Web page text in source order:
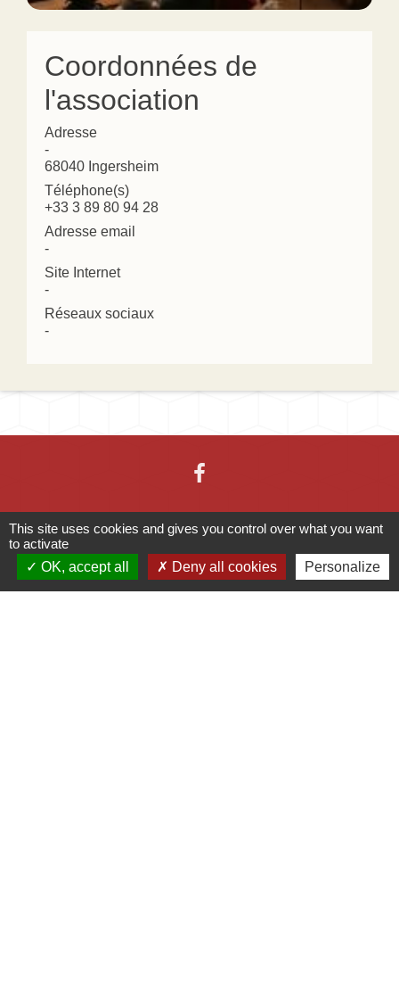
Coordonnées de
l'association
Adresse
-
68040 Ingersheim
Téléphone(s)
+33 3 89 80 94 28
Adresse email
-
Site Internet
-
Réseaux sociaux
-
Contacts
Mairie d'Ingersheim
This site uses cookies and gives you control over what you want
to activate
OK, accept all
Deny all cookies Personalize